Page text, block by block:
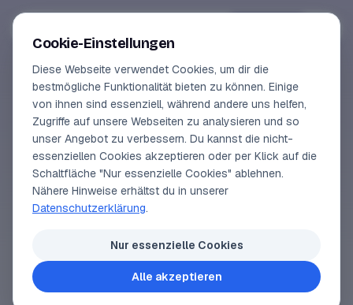
Online-Kurse
Vorschau
Erfahrungen
Lehrbuchautor
SEGELLEXIKON
Kenterschäkel
Nach seinem Erfinder, dem Marinebaumeister Max
Kenterschäkel ist ein verdicktes, lösbares Glied
einer
. Er besteht aus zwei gleichen
Halbstücken, die durch eine Zapfenverbindung
Cookie-Einstellungen
Diese Webseite verwendet Cookies, um dir die
bestmögliche Funktionalität bieten zu können. Einige
von ihnen sind essenziell, während andere uns helfen,
Zugriffe auf unsere Webseiten zu analysieren und so
unser Angebot zu verbessern. Du kannst die nicht-
essenziellen Cookies akzeptieren oder per Klick auf die
Schaltfläche "Nur essenzielle Cookies" ablehnen.
Nähere Hinweise erhältst du in unserer
Datenschutzerklärung.
Nur essenzielle Cookies
Alle akzeptieren